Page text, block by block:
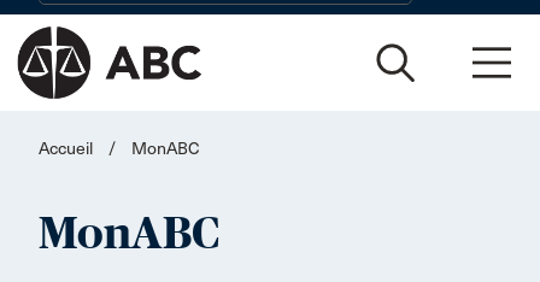
Accueil / MonABC
MonABC